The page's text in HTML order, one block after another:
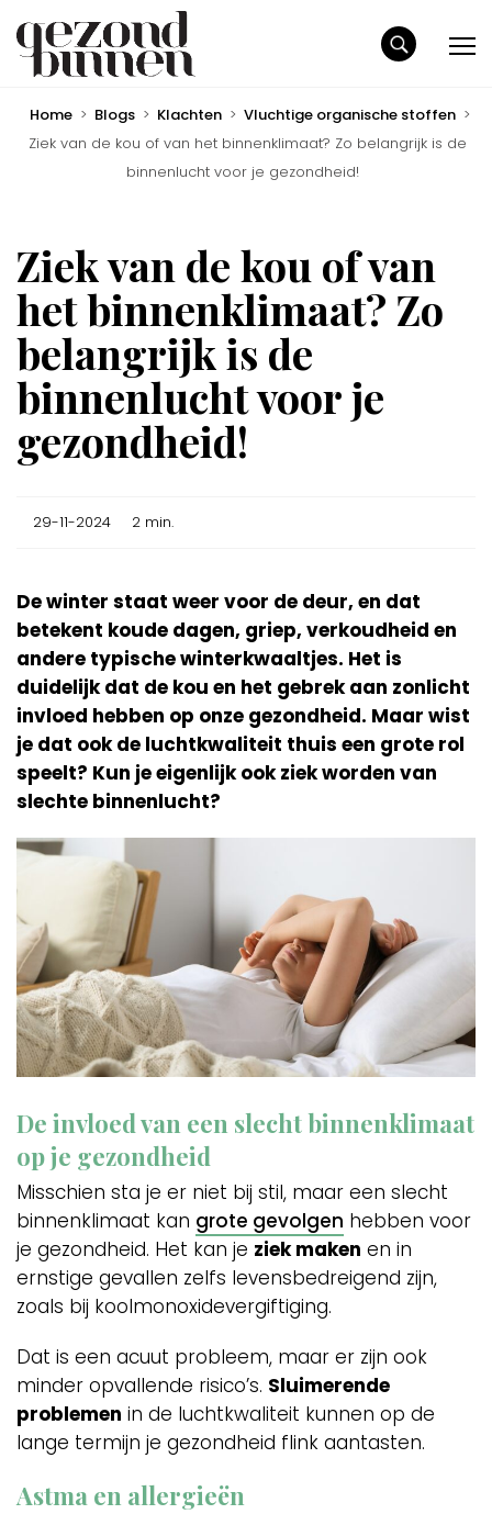
Home > Blogs > Klachten > Vluchtige organische stoffen >
Ziek van de kou of van het binnenklimaat? Zo belangrijk is de
binnenlucht voor je gezondheid!
Ziek van de kou of van
het binnenklimaat? Zo
belangrijk is de
binnenlucht voor je
gezondheid!
29-11-2024 2 min.
De winter staat weer voor de deur, en dat
betekent koude dagen, griep, verkoudheid en
andere typische winterkwaaltjes. Het is
duidelijk dat de kou en het gebrek aan zonlicht
invloed hebben op onze gezondheid. Maar wist
je dat ook de luchtkwaliteit thuis een grote rol
speelt? Kun je eigenlijk ook ziek worden van
slechte binnenlucht?
De invloed van een slecht binnenklimaat
op je gezondheid
Misschien sta je er niet bij stil, maar een slecht
binnenklimaat kan grote gevolgen hebben voor
je gezondheid. Het kan je ziek maken en in
ernstige gevallen zelfs levensbedreigend zijn,
zoals bij koolmonoxidevergiftiging.
Dat is een acuut probleem, maar er zijn ook
minder opvallende risico’s. Sluimerende
problemen in de luchtkwaliteit kunnen op de
lange termijn je gezondheid flink aantasten.
Astma en allergieën